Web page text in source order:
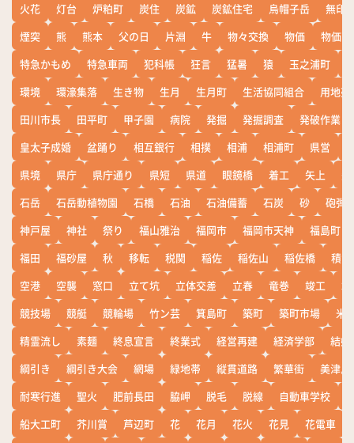
火花
灯台 炉粕町 炭住 炭鉱 炭鉱住宅 烏帽子岳
無印
煙突
熊 熊本 父の日 片淵 牛 物々交換 物価
物価高
特急かもめ
特急車両 犯科帳 狂言 猛暑 猿 玉之浦町
環境
環濠集落 生き物 生月 生月町 生活協同組合
用地売
田川市長
田平町 甲子園 病院 発掘 発掘調査
発破作業
皇太子成婚
盆踊り 相互銀行 相撲 相浦 相浦町 県営
県境
県庁 県庁通り 県短 県道 眼鏡橋 着工 矢上
石岳
石岳動植物園 石橋 石油 石油備蓄 石炭 砂
砲弾
神戸屋
神社 祭り 福山雅治 福岡市 福岡市天神
福島町
福田
福砂屋 秋 移転 税関 稲佐 稲佐山 稲佐橋
積雪
空港
空襲 窓口 立て坑 立体交差 立春 竜巻 竣工
競技場
競艇 競輪場 竹ン芸 箕島町 築町 築町市場
米
精霊流し
素麺 終息宣言 終業式 経営再建 経済学部
結婚
綱引き
綱引き大会 網場 緑地帯 縦貫道路 繁華街
美津島
耐寒行進
聖火 肥前長田 脇岬 脱毛 脱線 自動車学校
船大工町
芥川賞 芦辺町 花 花月 花火 花見 花電車